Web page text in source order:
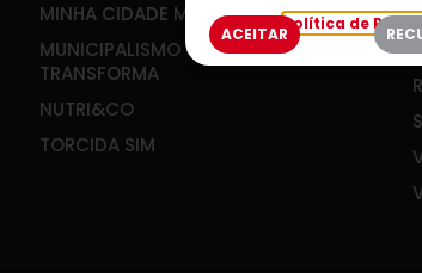
MINHA CIDADE MEU FUTURO
MUNICIPALISMO QUE
TRANSFORMA
NUTRI&CO
TORCIDA SIM
Política de
ACEITAR